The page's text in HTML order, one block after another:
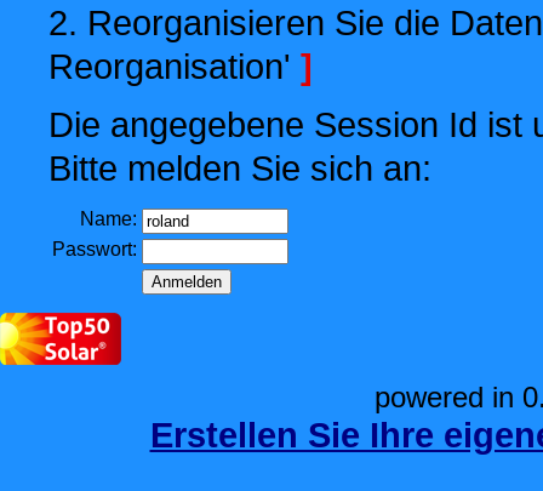
2. Reorganisieren Sie die
Reorganisation' ]
Die angegebene Session Id ist
Bitte melden Sie sich an:
Name:
Passwort:
powered in
Erstellen Sie Ihre